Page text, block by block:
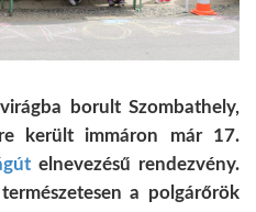
borult Szombathely,
került immáron már 17.
elnevezésű rendezvény.
a polgárőrök